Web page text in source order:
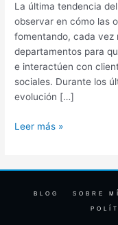
La última tendencia
observar en cómo las
fomentando, cada vez
departamentos para
e interactúen con
sociales. Durante los
evolución […]
Leer más »
BLOG SOBRE MÍ